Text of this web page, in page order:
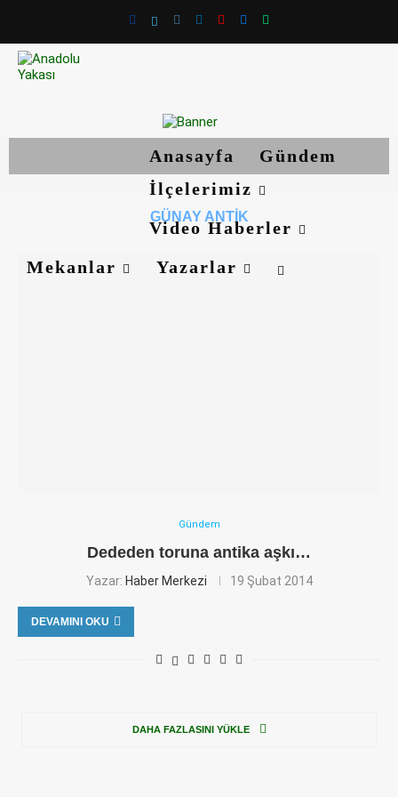
Anasayfa
Gündem
İlçelerimiz
Video Haberler
Mekanlar
Yazarlar
GÜNAY ANTIK
Gündem
Dededen toruna antika aşkı…
Yazar: Haber Merkezi 19 Şubat 2014
DEVAMINI OKU
DAHA FAZLASINI YÜKLE